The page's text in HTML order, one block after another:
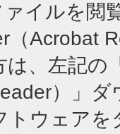
ァイルを閲
（Acrobat
、左記の
）」
トウェア